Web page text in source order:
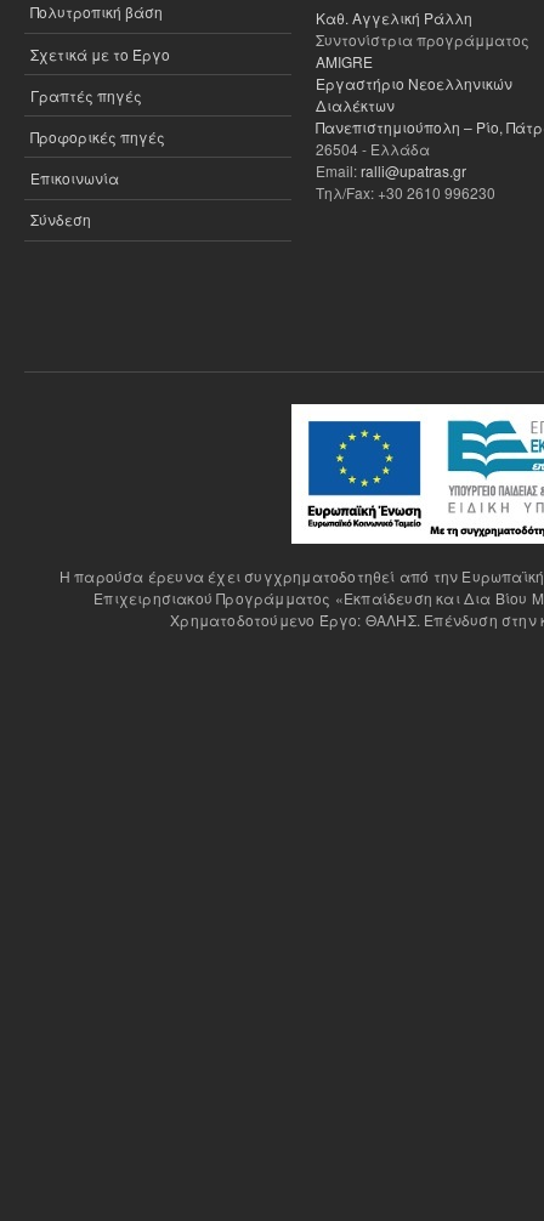
Πολυτροπική βάση
Σχετικά με το Έργο
Γραπτές πηγές
Προφορικές πηγές
Επικοινωνία
Σύνδεση
Καθ. Αγγελική Ράλλη
Συντονίστρια προγράμματος
AMIGRE
Εργαστήριο Νεοελληνικών
Διαλέκτων
Πανεπιστημιούπολη – Ρίο,
26504 - Ελλάδα
Email:ralli@upatras.gr
Τηλ/Fax: +30 2610 996230
H παρούσα έρευνα έχει συγχρηματοδοτηθεί από την
Επιχειρησιακού Προγράμματος «Εκπαίδευση και Δια Βίου
Χρηματοδοτούμενο Έργο: ΘΑΛΗΣ. Επένδυση στην